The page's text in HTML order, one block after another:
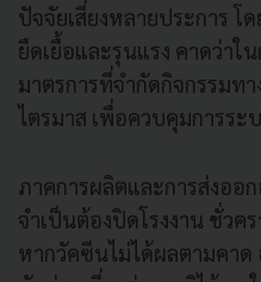
ปัจจัยเสี่ยงหลายประการ โ
ยืดเยื้อและรุนแรง คาดว่าใ
มาตรการที่จำกัดกิจกรรมท
ไตรมาส เพื่อควบคุมการร
ภาคการผลิตและการส่งออ
จำเป็นต้องปิดโรงงาน ชั่วค
หากวัคซีนไม่ได้ผลตามคาด